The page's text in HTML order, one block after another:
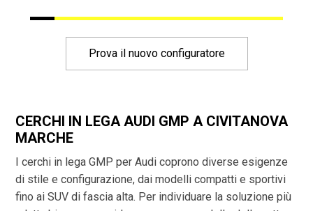
Prova il nuovo configuratore
CERCHI IN LEGA AUDI GMP A CIVITANOVA
MARCHE
I cerchi in lega GMP per Audi coprono diverse esigenze
di stile e configurazione, dai modelli compatti e sportivi
fino ai SUV di fascia alta. Per individuare la soluzione più